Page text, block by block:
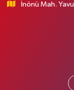
İnönü Mah.